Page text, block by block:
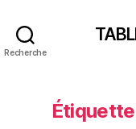
Recherche